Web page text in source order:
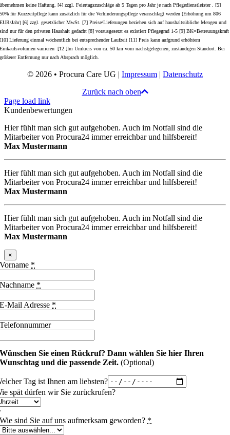
übernehmen keine Haftung. [4] zzgl. Feiertagszuschläge ab 5 Tagen pro Jahr je nach Pflegedienstleister . [5]
50% für Kurzzeitpflege kann zusätzlich für die Verhinderungspflege veranschlagt werden (Erhöhung um 806
EUR/Jahr) [6] zzgl. gesetzlicher MwSt. [7] Preise/Lieferungen beziehen sich auf haushaltsübliche Mengen und
sind nur für den privaten Haushalt gedacht [8] vorausgesetzt es existiert Pflegegrad 1-5 [9] BK=Betreuungskraft
[10] Lieferung einmal wöchentlich bei entsprechender Laufzeit [11] Preis kann aufgrund erhöhtem
Einkaufsvolumen variieren [12 ]Im Umkreis von ca. 50 km vom nächstgelegenen, zuständigen Standort. Bei
größerer Entfernung nur nach Absprach möglich.
© 2026 • Procura Care UG | Impressum | Datenschutz
Zurück nach oben
Page load link
Kundenbewertungen
Hier fühlt man sich gut aufgehoben. Auch im Notfall sind die
Mitarbeiter von Procura24 immer erreichbar und hilfsbereit!
Max Mustermann
Hier fühlt man sich gut aufgehoben. Auch im Notfall sind die
Mitarbeiter von Procura24 immer erreichbar und hilfsbereit!
Max Mustermann
Hier fühlt man sich gut aufgehoben. Auch im Notfall sind die
Mitarbeiter von Procura24 immer erreichbar und hilfsbereit!
Max Mustermann
×
Vorname *
Nachname *
E-Mail Adresse *
Telefonnummer
Wünschen Sie einen Rückruf? Dann wählen Sie hier Ihren
Wunschtag und die passende Zeit.(Optional)
Tag ist Ihnen am liebsten?
spät dürfen wir Sie zurückrufen?
Wie sind Sie auf uns aufmerksam geworden? *